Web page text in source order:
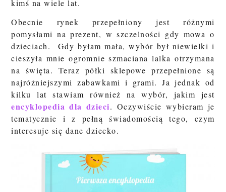
kimś na wiele lat.
Obecnie rynek przepełniony jest różnymi
pomysłami na prezent, w szczelności gdy mowa o
dzieciach. Gdy byłam mała, wybór był niewielki i
cieszyła mnie ogromnie szmaciana lalka otrzymana
na święta. Teraz półki sklepowe przepełnione są
najróżniejszymi zabawkami i grami. Ja jednak od
kilku lat stawiam również na wybór, jakim jest
encyklopedia dla dzieci. Oczywiście wybieram je
tematycznie i z pełną świadomością tego, czym
interesuje się dane dziecko.